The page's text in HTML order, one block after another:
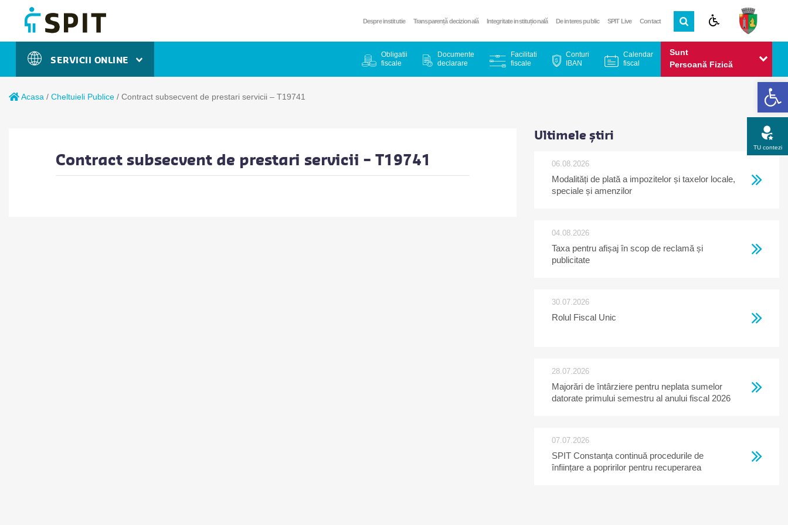
Despre institutie Transparență decizională Integritate instituțională De interes public SPIT Live Contact
SERVICII ONLINE
Sunt
Persoană Fizică
Obligatii
fiscale
Documente
declarare
Facilitati
fiscale
Conturi
IBAN
Calendar
fiscal
Acasa / Cheltuieli Publice / Contract subsecvent de prestari servicii – T19741
Contract subsecvent de prestari servicii – T19741
Ultimele știri
06.08.2026
Modalități de plată a impozitelor și taxelor locale,
speciale și amenzilor
04.08.2026
Taxa pentru afișaj în scop de reclamă și
publicitate
30.07.2026
Rolul Fiscal Unic
28.07.2026
Majorări de întârziere pentru neplata sumelor
datorate primului semestru al anului fiscal 2026
07.07.2026
SPIT Constanța continuă procedurile de
înființare a popririlor pentru recuperarea
TU contezi
Opinia ta
Apel gratuit
Newsletter
Program